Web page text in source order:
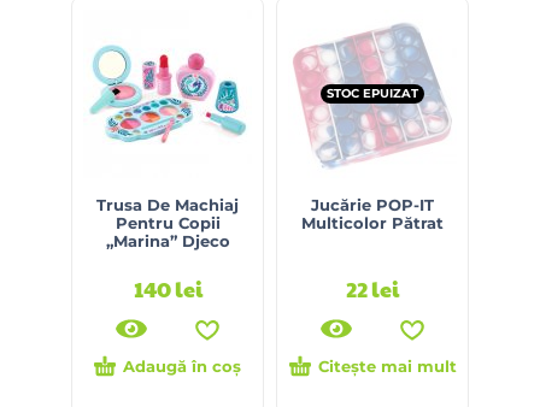
Trusa De Machiaj
Pentru Copii
„Marina” Djeco
140lei
Adaugă în coș
STOC EPUIZAT
Jucărie POP-IT
Multicolor Pătrat
22lei
Citește mai mult